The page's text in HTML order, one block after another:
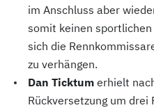
im Anschluss aber
somit keinen
sich die
zu verhängen.
Dan Ticktum erhielt
Rückversetzung um drei